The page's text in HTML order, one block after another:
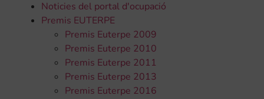
Noticies del portal d'ocupació
Premis EUTERPE
Premis Euterpe 2009
Premis Euterpe 2010
Premis Euterpe 2011
Premis Euterpe 2013
Premis Euterpe 2016